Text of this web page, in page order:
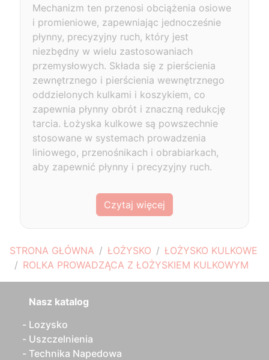
STRONA GŁÓWNA ŁOŻYSKO
ŁOŻYSKO KULKOWE
ROLKA PROWADZĄCA Z ŁOŻYSKIEM KULKOWYM
Mechanizm ten przenosi obciążenia osiowe
i promieniowe, zapewniając jednocześnie
płynny, precyzyjny ruch, który jest
niezbędny w wielu zastosowaniach
przemysłowych. Składa się z pierścienia
zewnętrznego i pierścienia wewnętrznego
oddzielonych kulkami i koszykiem, co
zapewnia płynny obrót i znaczną redukcję
tarcia. Łożyska kulkowe są powszechnie
stosowane w systemach prowadzenia
liniowego, przenośnikach i obrabiarkach,
aby zapewnić płynny i precyzyjny ruch.
Czytaj więcej
Nasz katalog
Lozysko
Uszczelnienia
Technika Napedowa